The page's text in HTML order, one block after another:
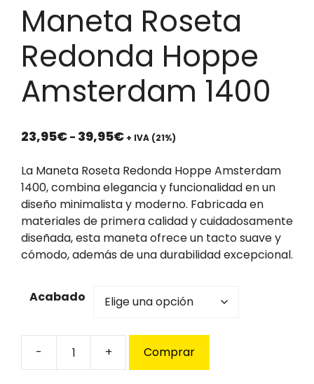
Maneta Roseta
Redonda Hoppe
Amsterdam 1400
23,95€- 39,95€Rango
precios:
desde
23,95€
hasta
39,95€
+ IVA (21%)
La Maneta Roseta Redonda Hoppe Amsterdam
1400, combina elegancia y funcionalidad en un
diseño minimalista y moderno. Fabricada en
materiales de primera calidad y cuidadosamente
diseñada, esta maneta ofrece un tacto suave y
cómodo, además de una durabilidad excepcional.
Acabado
Maneta
Comprar